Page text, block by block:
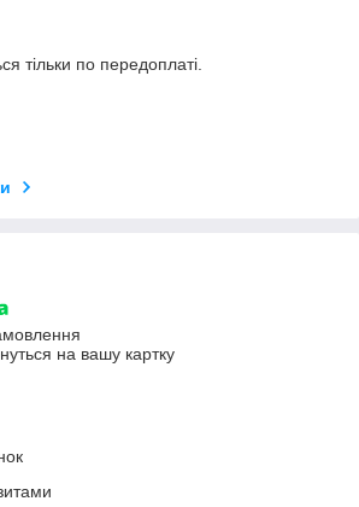
тільки по передоплаті.
на вашу картку